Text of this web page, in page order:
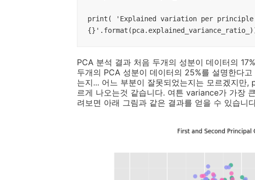
print( 'Explained variation per principle
PCA 분석 결과 처음 두개의 성분이 데이터의
두개의 PCA 성분이 데이터의 25%를 설명한다
는지... 어느 부분이 잘못되었는지는 모르겠지만
르게 나오는것 같습니다. 여튼 variance가 가장
려보면 아래 그림과 같은 결과를 얻을 수 있습니